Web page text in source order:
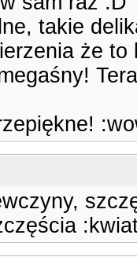
takie
że to